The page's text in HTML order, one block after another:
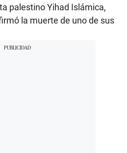
palestino Yihad Islámica,
la muerte de uno de sus